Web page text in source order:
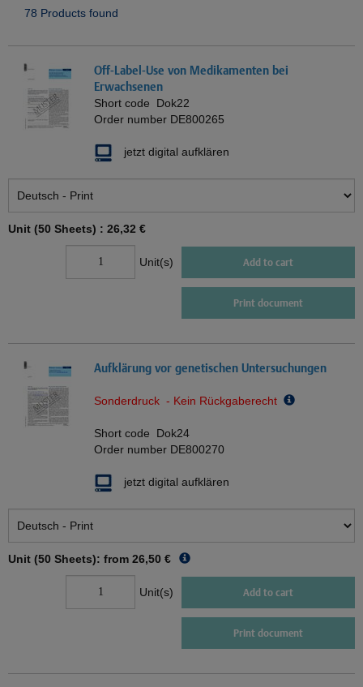
78 Products found
Off-Label-Use von Medikamenten bei
Erwachsenen
Short code Dok22
Order number DE800265
jetzt digital aufklären
Unit (50 Sheets) : 26,32 €
Unit(s) Add to cart
Print document
Aufklärung vor genetischen Untersuchungen
Sonderdruck - Kein Rückgaberecht
Short code Dok24
Order number DE800270
jetzt digital aufklären
Unit (50 Sheets): from 26,50 €
Unit(s) Add to cart
Print document